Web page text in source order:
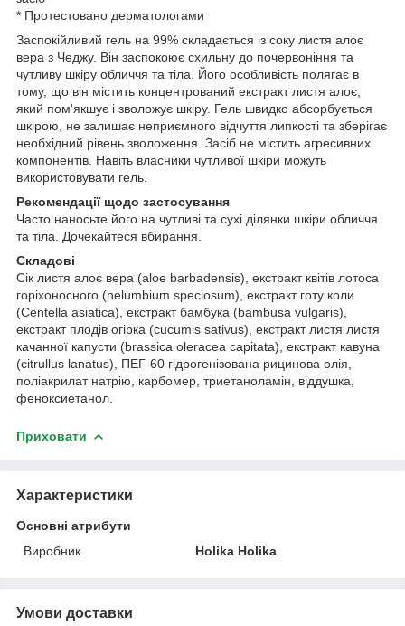
* Протестовано дерматологами
Заспокійливий гель на 99% складається із соку листя алоє
вера з Чеджу. Він заспокоює схильну до почервоніння та
чутливу шкіру обличчя та тіла. Його особливість полягає в
тому, що він містить концентрований екстракт листя алоє,
який пом'якшує і зволожує шкіру. Гель швидко абсорбується
шкірою, не залишає неприємного відчуття липкості та зберігає
необхідний рівень зволоження. Засіб не містить агресивних
компонентів. Навіть власники чутливої ​​шкіри можуть
використовувати гель.
Рекомендації щодо застосування
Часто наносьте його на чутливі та сухі ділянки шкіри обличчя
та тіла. Дочекайтеся вбирання.
Складові
Сік листя алоє вера (aloe barbadensis), екстракт квітів лотоса
горіхоносного (nelumbium speciosum), екстракт готу коли
(Centella asiatica), екстракт бамбука (bambusa vulgaris),
екстракт плодів огірка (cucumis sativus), екстракт листя листя
качанної капусти (brassica oleracea capitata), екстракт кавуна
(citrullus lanatus), ПЕГ-60 гідрогенізована рицинова олія,
поліакрилат натрію, карбомер, триетаноламін, віддушка,
феноксиетанол.
Приховати
Характеристики
Основні атрибути
Виробник
Holika Holika
Умови доставки